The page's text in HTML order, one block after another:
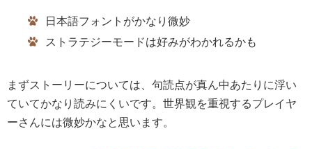
日本語フォントがかなり微妙
ストラテジーモードは好みがわかれるかも
まずストーリーについては、句読点が真ん中あたりに浮い
ていてかなり読みにくいです。世界観を重視するプレイヤ
ーさんには微妙かなと思います。